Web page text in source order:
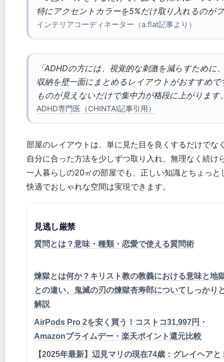
特にアクセントカラーを5%だけ取り入れるのが
インテリアコーディネーター（a.flat記事より）
「ADHDの方には、視覚的な刺激を減らすために
収納を壁一面にまとめるレイアウトがおすすめで
ものが見えないだけで集中力が格段に上がります
ADHD専門医（CHINTAI記事引用）
部屋のレイアウトは、単に見た目を良くするだけでな
自分に合った方法を少しずつ取り入れ、無理なく続け
一人暮らしの20㎡の部屋でも、正しい知識とちょっと
快適でおしゃれな空間は実現できます。
見逃し厳禁
質問とは？意味・種類・恋愛で使える質問術
煉獄とは何か？キリスト教の教義における意味と地
との違い、鬼滅の刃の煉獄杏寿郎についてしっかり
解説
AirPods Pro 2を安く買う！コストコ31,997円・
Amazonプライムデー・楽天ポイント還元比較
【2025年最新】辺見マリの現在74歳：グレイヘアと